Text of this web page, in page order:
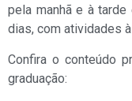
pela manhã e à
dias, com atividades
Confira o conteúdo
graduação: